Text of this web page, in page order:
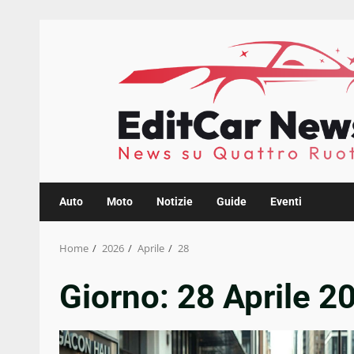
Auto Moto Notizie Guide Eventi
Home 2026 Aprile 28
Giorno: 28 Aprile